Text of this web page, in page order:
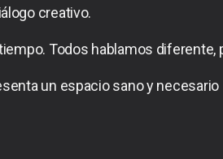
creativo.
Todos hablamos
un espacio sano y necesario